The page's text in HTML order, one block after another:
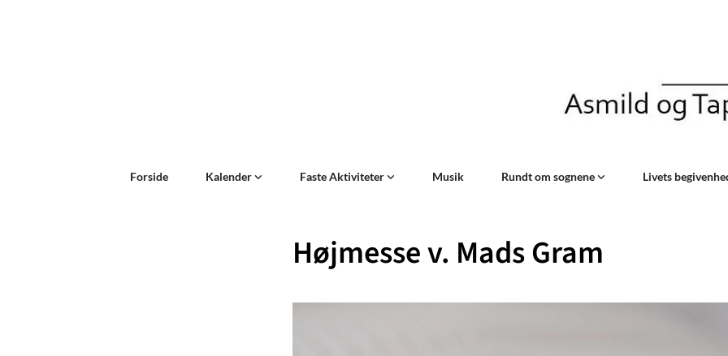
Forside Kalender Faste Aktiviteter Musik Rundt om sognene Livets
Højmesse v. Mads Gram